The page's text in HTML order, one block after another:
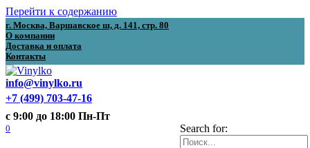
Перейти к содержанию
г. Москва, Варшавское ш, д. 141, стр. 80
О компании
Доставка и оплата
Контакты
info@vinylko.ru
+7 (499) 703-47-16
с 9:00 до 18:00 Пн-Пт
Search for:
0